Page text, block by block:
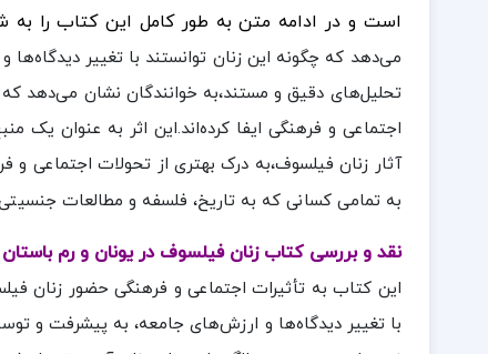
است و در ادامه متن به طور کامل این کتاب را به
می‌دهد که چگونه این زنان توانستند با تغییر
تحلیل‌های دقیق و مستند،به خوانندگان نشان می‌دهد
اجتماعی و فرهنگی ایفا کرده‌اند.این اثر به عنوان یک
آثار زنان فیلسوف،به درک بهتری از تحولات اجتماعی و
به تمامی کسانی که به تاریخ، فلسفه و مطالعات
نقد و بررسی کتاب زنان فیلسوف در یونان و رم باستان
این کتاب به تأثیرات اجتماعی و فرهنگی حضور زنان
با تغییر دیدگاه‌ها و ارزش‌های جامعه، به پیشرفت و